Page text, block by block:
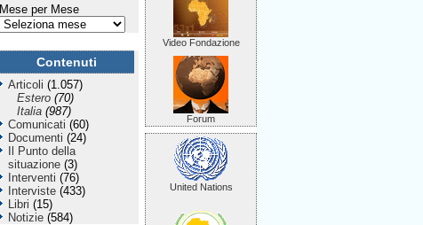
Mese per Mese
Contenuti
Articoli (1.057)
Estero (70)
Italia (987)
Comunicati (60)
Documenti (24)
Il Punto della
situazione (3)
Interventi (76)
Interviste (433)
Libri (15)
Notizie (584)
Video Fondazione
Forum
United Nations